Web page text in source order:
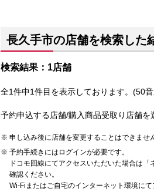
長久手市の店舗を検索した
検索結果：1店舗
全1件中1件目を表示しております。(50
予約申込する店舗/購入商品受取り店舗を
申し込み後に店舗を変更することはできませ
予約手続きにはログインが必要です。
ドコモ回線にてアクセスいただいた場合は
確認ください。
Wi-Fiまたはご自宅のインターネット環境に